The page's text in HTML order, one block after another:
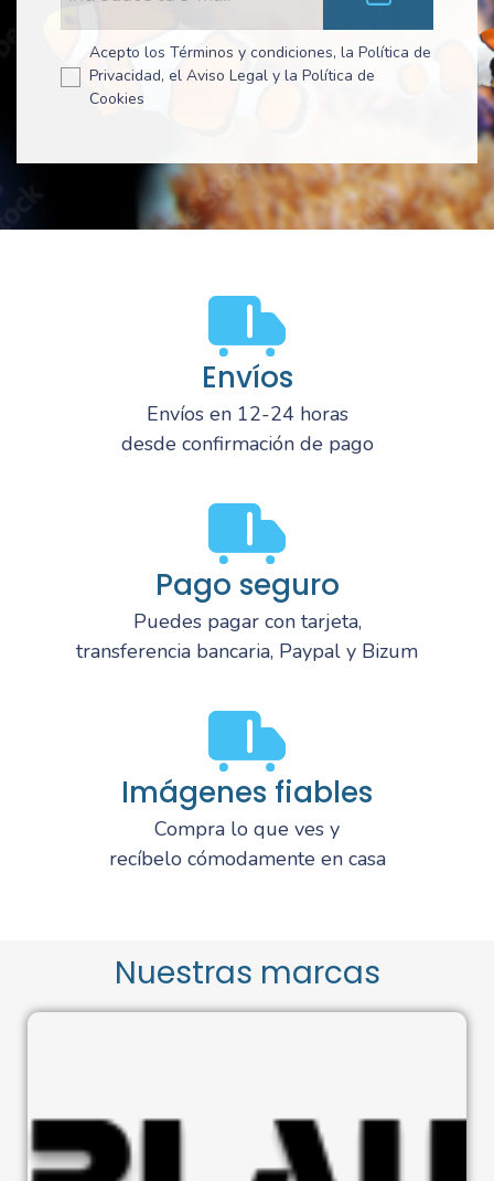
Acepto los Términos y condiciones, la Política de
Privacidad, el Aviso Legal y la Política de
Cookies
Envíos
Envíos en 12-24 horas
desde confirmación de pago
Pago seguro
Puedes pagar con tarjeta,
transferencia bancaria, Paypal y Bizum
Imágenes fiables
Compra lo que ves y
recíbelo cómodamente en casa
Nuestras marcas